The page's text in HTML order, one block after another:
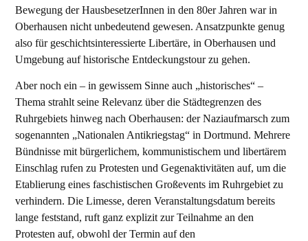
Bewegung der HausbesetzerInnen in den 80er Jahren war in
Oberhausen nicht unbedeutend gewesen. Ansatzpunkte genug
also für geschichtsinteressierte Libertäre, in Oberhausen und
Umgebung auf historische Entdeckungstour zu gehen.
Aber noch ein – in gewissem Sinne auch „historisches“ –
Thema strahlt seine Relevanz über die Städtegrenzen des
Ruhrgebiets hinweg nach Oberhausen: der Naziaufmarsch zum
sogenannten „Nationalen Antikriegstag“ in Dortmund. Mehrere
Bündnisse mit bürgerlichem, kommunistischem und libertärem
Einschlag rufen zu Protesten und Gegenaktivitäten auf, um die
Etablierung eines faschistischen Großevents im Ruhrgebiet zu
verhindern. Die Limesse, deren Veranstaltungsdatum bereits
lange feststand, ruft ganz explizit zur Teilnahme an den
Protesten auf, obwohl der Termin auf den